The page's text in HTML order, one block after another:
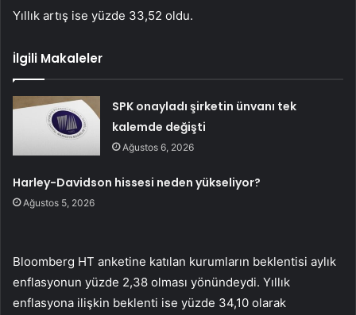
Yıllık artış ise yüzde 33,52 oldu.
İlgili Makaleler
SPK onayladı şirketin ünvanı tek
kalemde değişti
Ağustos 6, 2026
Harley-Davidson hissesi neden yükseliyor?
Ağustos 5, 2026
Bloomberg HT anketine katılan kurumların beklentisi aylık
enflasyonun yüzde 2,38 olması yönündeydi. Yıllık
enflasyona ilişkin beklenti ise yüzde 34,10 olarak